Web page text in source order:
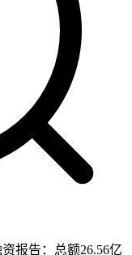
报告：总额26.56亿